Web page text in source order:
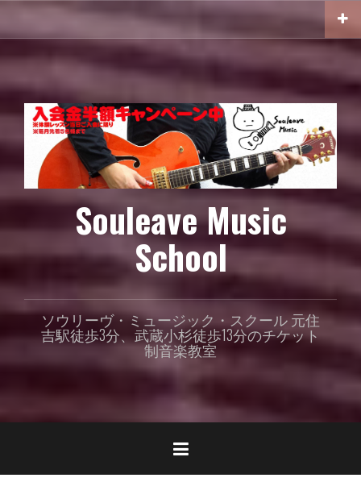
テ
ン
ス
Souleave Music
School
ソウリーヴ・ミュージック・スクール 元住
吉駅徒歩3分、武蔵小杉徒歩13分のチケット
制音楽教室